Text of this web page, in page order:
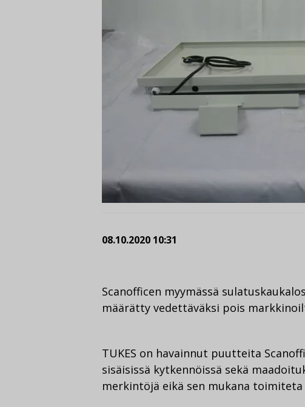
08.10.2020 10:31
Scanofficen myymässä
määrätty vedettäväksi pois
TUKES on havainnut puutteita
sisäisissä kytkennöissä sekä
merkintöjä eikä sen mukana